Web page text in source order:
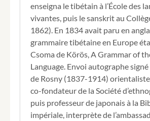
enseigna le tibétain à l’École des
vivantes, puis le sanskrit au
1862). En 1834 avait paru en
grammaire tibétaine en Europe
Csoma de Körös, A Grammar of
Language. Envoi autographe signé
de Rosny (1837-1914)
co-fondateur de la Société
puis professeur de japonais à la
impériale, interprète de